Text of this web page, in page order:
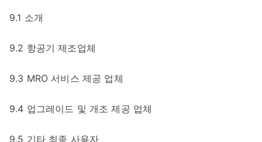
9.1 소개
9.2 항공기 제조업체
9.3 MRO 서비스 제공 업체
9.4 업그레이드 및 개조 제공 업체
9.5 기타 최종 사용자